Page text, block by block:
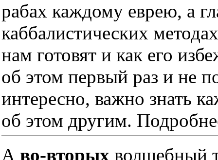
рабах каждому еврею, а
каббалистических
нам готовят и как его
об этом первый раз и не
интересно, важно знать
об этом другим.
А во-вторых волшебный